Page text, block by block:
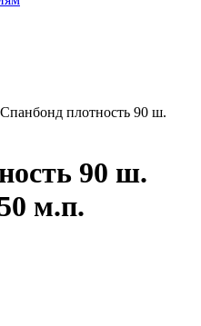
Спанбонд плотность 90 ш.
90 ш.
м.п.